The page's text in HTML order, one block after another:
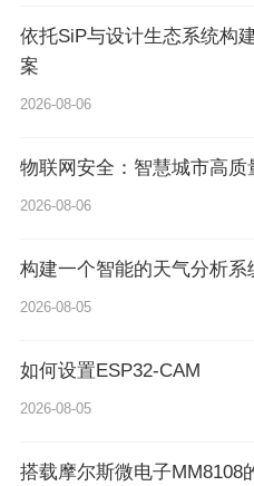
依托SiP与设计生态系统构
案
2026-08-06
物联网安全：智慧城市高质
2026-08-06
构建一个智能的天气分析系
2026-08-05
如何设置ESP32-CAM
2026-08-05
搭载摩尔斯微电子MM8108